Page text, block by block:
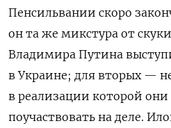
Пенсильвании скоро
он та же микстура от
Владимира Путина
в Украине; для вторых —
в реализации которой они
поучаствовать на деле.